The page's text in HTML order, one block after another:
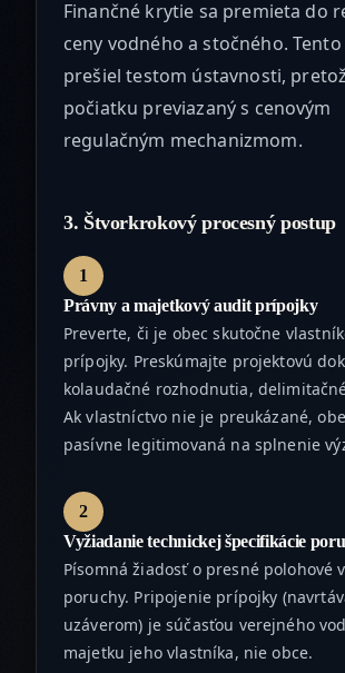
Finančné krytie sa premieta do
ceny vodného a stočného.
prešiel testom ústavnosti,
počiatku previazaný s cenovým
regulačným mechanizmom.
3. Štvorkrokový procesný postup
1
Právny a majetkový audit prípojky
Preverte, či je obec skutočne
prípojky. Preskúmajte projektovú
kolaudačné rozhodnutia,
Ak vlastníctvo nie je preukázané,
pasívne legitimovaná na splnenie
2
Vyžiadanie technickej špecifikácie
Písomná žiadosť o presné polohové
poruchy. Pripojenie prípojky
uzáverom) je súčasťou verejného
majetku jeho vlastníka, nie obce.